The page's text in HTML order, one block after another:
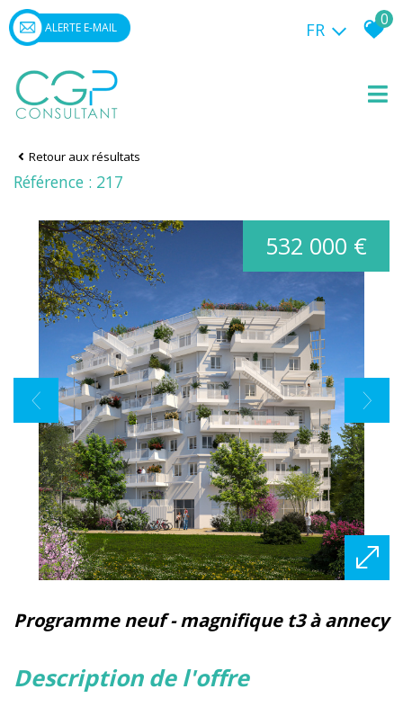
ALERTE E-MAIL FR 0
Retour aux résultats
Référence : 217
532 000 €
programme neuf - magnifique t3 à annecy
description de l'offre